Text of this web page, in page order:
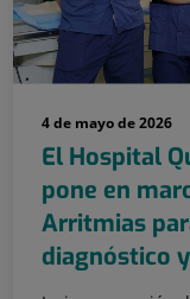
4 de mayo de 2026
El Hospital
pone en
Arritmias
diagnóstico